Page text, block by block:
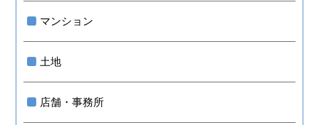
マンション
土地
店舗・事務所